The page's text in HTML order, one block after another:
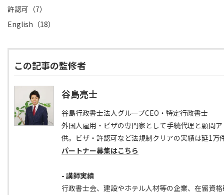
許認可（7）
English（18）
この記事の監修者
谷島亮士
谷島行政書士法人グループCEO・特定行政書士
外国人雇用・ビザの専門家として手続代理と顧問
供。ビザ・許認可など法規制クリアの実績は延1万
パートナー募集はこちら
- 講師実績
行政書士会、建設やホテル人材等の企業、在留資